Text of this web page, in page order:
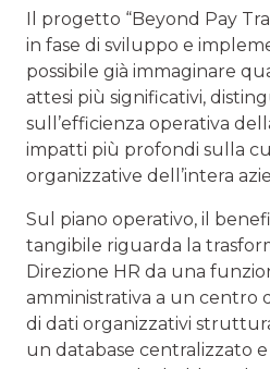
Il progetto “Beyond Pay
in fase di sviluppo e
possibile già immaginare
attesi più significativi,
sull’efficienza operativa
impatti più profondi sulla
organizzative dell’intera
Sul piano operativo, il
tangibile riguarda la
Direzione HR da una
amministrativa a un centro
di dati organizzativi
un database centralizzato